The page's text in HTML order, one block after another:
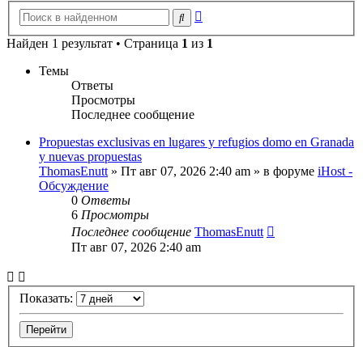
Поиск
Найден 1 результат • Страница 1 из 1
Темы
Ответы
Просмотры
Последнее сообщение
Propuestas exclusivas en lugares y refugios domo en Granada
y nuevas propuestas
ThomasEnutt » Пт авг 07, 2026 2:40 am » в форуме iHost -
Обсуждение
0 Ответы
6 Просмотры
Последнее сообщение ThomasEnutt
Пт авг 07, 2026 2:40 am
Показать: